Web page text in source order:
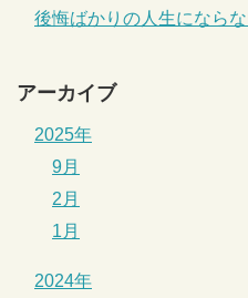
後悔ばかりの人生になら
アーカイブ
2025年
9月
2月
1月
2024年